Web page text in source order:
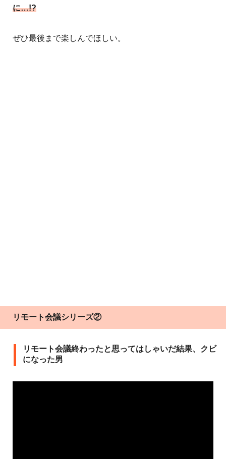
に…!?
ぜひ最後まで楽しんでほしい。
リモート会議シリーズ②
リモート会議終わったと思ってはしゃいだ結果、クビ
になった男